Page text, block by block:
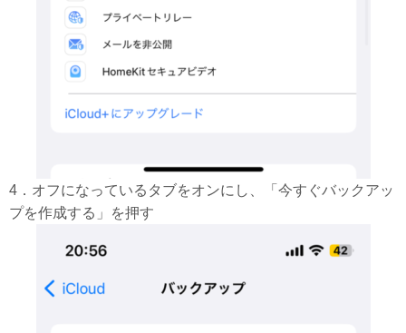
4．オフになっているタブをオンにし、「今すぐバックアッ
プを作成する」を押す